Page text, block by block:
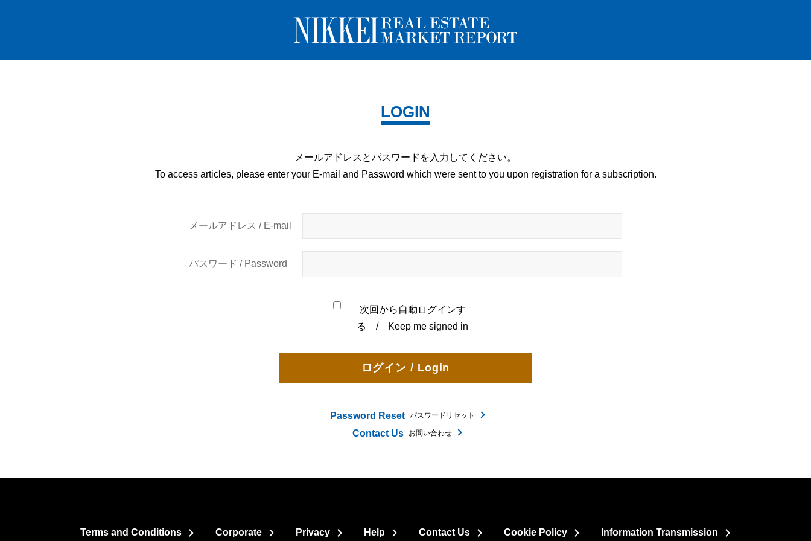
LOGIN
メールアドレスとパスワードを 入力してください。
To access articles, please enter your E-mail and Password which were sent to you upon registration for a subscription.
メールアドレス / E-mail
パスワード / Password
次回から自動ログインす
る / Keep me signed in
Password Reset パスワードリセット
Contact Us お問い合わせ
Terms and Conditions Corporate Privacy Help Contact Us Cookie Policy Information Transmission